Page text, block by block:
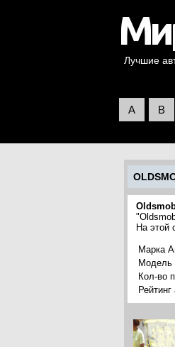
Лучшие
A B
На этой
Марка
Модель
Кол-во